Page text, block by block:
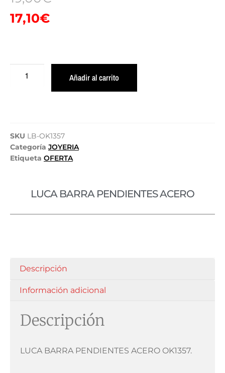
17,10€
Añadir al carrito
SKU LB-OK1357
Categoría JOYERIA
Etiqueta OFERTA
LUCA BARRA PENDIENTES ACERO
Descripción
Información adicional
Descripción
LUCA BARRA PENDIENTES ACERO OK1357.